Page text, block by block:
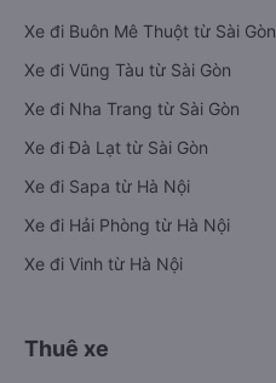
Xe đi Buôn Mê Thuột từ Sài Gòn
Xe đi Vũng Tàu từ Sài Gòn
Xe đi Nha Trang từ Sài Gòn
Xe đi Đà Lạt từ Sài Gòn
Xe đi Sapa từ Hà Nội
Xe đi Hải Phòng từ Hà Nội
Xe đi Vinh từ Hà Nội
Thuê xe